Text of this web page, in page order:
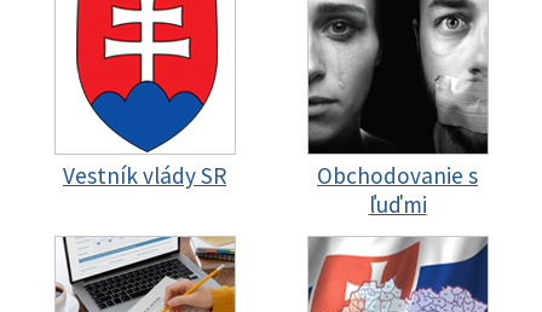
Vestník vlády SR
Obchodovanie s
ľuďmi